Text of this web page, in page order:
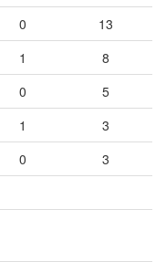
0
13
1
8
0
5
1
3
0
3